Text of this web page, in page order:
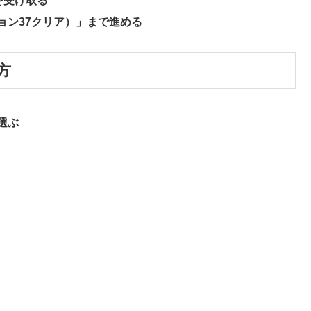
ン37クリア）」まで進める
ぶ